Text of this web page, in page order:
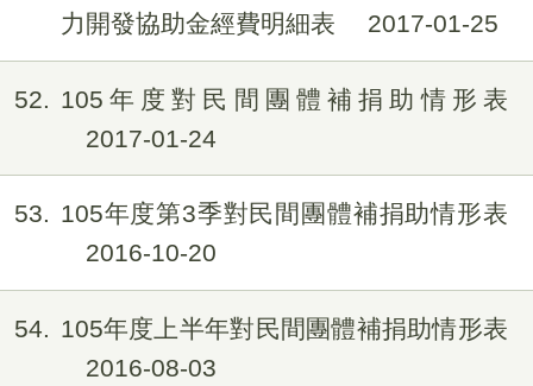
力開發協助金經費明細表
2017-01-25
52
105年度對民間團體補捐助情形表
2017-01-24
53
105年度第3季對民間團體補捐助情形表
2016-10-20
54
105年度上半年對民間團體補捐助情形表
2016-08-03